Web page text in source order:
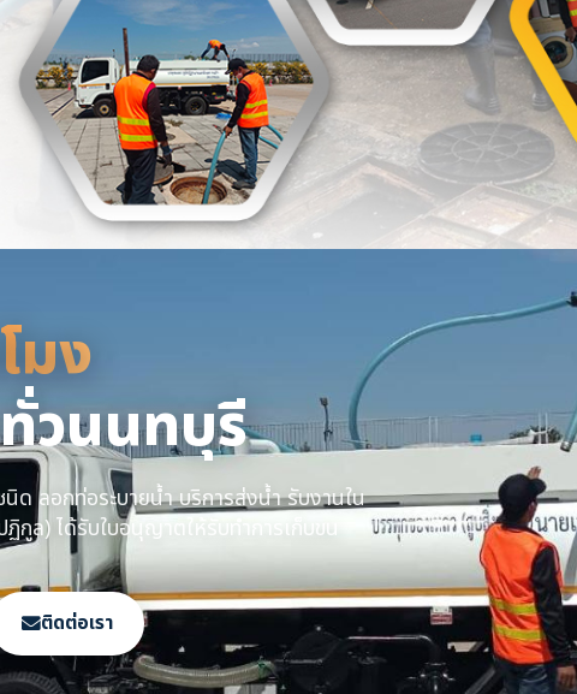
มง
มง - หจก.ยิ่งยศ
ริการรับดูดส้วม แก้
ระบายน้ำ ในเขต
กำจัด ทิ้งสิ่งปฏิกูล